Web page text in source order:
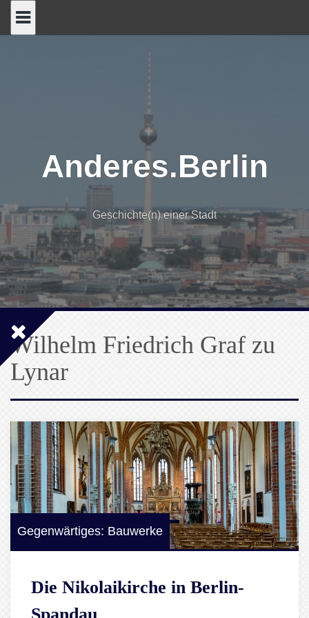
Anderes.Berlin
Geschichte(n) einer Stadt
Wilhelm Friedrich Graf zu
Lynar
Gegenwärtiges: Bauwerke
Die Nikolaikirche in Berlin-